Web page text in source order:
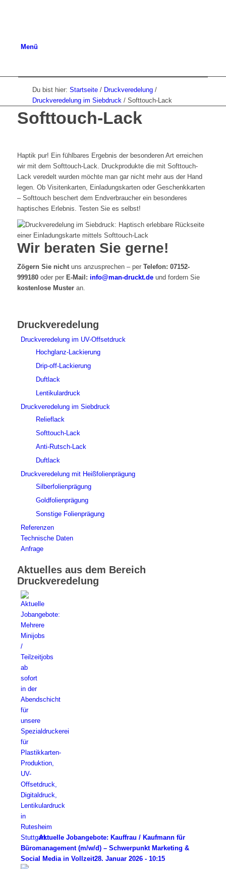
Menü
Du bist hier: Startseite / Druckveredelung /
Druckveredelung im Siebdruck / Softtouch-Lack
Softtouch-Lack
Haptik pur! Ein fühlbares Ergebnis der besonderen Art erreichen
wir mit dem Softtouch-Lack. Druckprodukte die mit Softtouch-
Lack veredelt wurden möchte man gar nicht mehr aus der Hand
legen. Ob Visitenkarten, Einladungskarten oder Geschenkkarten
– Softtouch beschert dem Endverbraucher ein besonderes
haptisches Erlebnis. Testen Sie es selbst!
Wir beraten Sie gerne!
Zögern Sie nichtuns anzusprechen – per Telefon: 07152-
999180oder perE-Mail: info@man-druckt.de und fordern Sie
kostenlose Musteran.
Druckveredelung
Druckveredelung im UV-Offsetdruck
Hochglanz-Lackierung
Drip-off-Lackierung
Duftlack
Lentikulardruck
Druckveredelung im Siebdruck
Relieflack
Softtouch-Lack
Anti-Rutsch-Lack
Duftlack
Druckveredelung mit Heißfolienprägung
Silberfolienprägung
Goldfolienprägung
Sonstige Folienprägung
Referenzen
Technische Daten
Anfrage
Aktuelles aus dem Bereich
Druckveredelung
Aktuelle Jobangebote: Kauffrau / Kaufmann für
Büromanagement (m/w/d) – Schwerpunkt Marketing &
Social Media in Vollzeit28. Januar 2026 - 10:15